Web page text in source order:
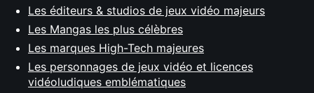
Les éditeurs & studios de jeux vidéo majeurs
Les Mangas les plus célèbres
Les marques High-Tech majeures
Les personnages de jeux vidéo et licences
vidéoludiques emblématiques